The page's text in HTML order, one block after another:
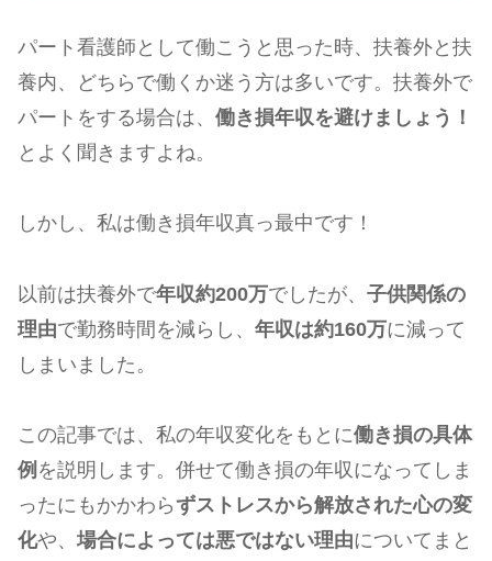
パート看護師として働こうと思った時、扶養外と扶
養内、どちらで働くか迷う方は多いです。扶養外で
パートをする場合は、 働き損年収を避けましょう！
とよく聞きますよね。
しかし、私は働き損年収真っ最中です！
以前は扶養外で年収約200万でしたが、 子供関係の
理由で勤務時間を減らし、 年収は約160万に減って
しまいました。
この記事では、私の年収変化をもとに働き損の具体
例 を説明します。併せて働き損の年収になってしま
ったにもかかわらずストレスから解放された心の変
化や、 場合によっては悪ではない理由についてまと